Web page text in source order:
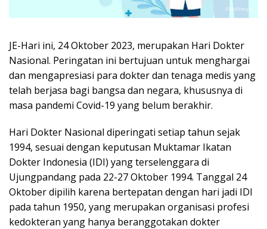
JE-Hari ini, 24 Oktober 2023, merupakan Hari Dokter
Nasional. Peringatan ini bertujuan untuk menghargai
dan mengapresiasi para dokter dan tenaga medis yang
telah berjasa bagi bangsa dan negara, khususnya di
masa pandemi Covid-19 yang belum berakhir.
Hari Dokter Nasional diperingati setiap tahun sejak
1994, sesuai dengan keputusan Muktamar Ikatan
Dokter Indonesia (IDI) yang terselenggara di
Ujungpandang pada 22-27 Oktober 1994. Tanggal 24
Oktober dipilih karena bertepatan dengan hari jadi IDI
pada tahun 1950, yang merupakan organisasi profesi
kedokteran yang hanya beranggotakan dokter